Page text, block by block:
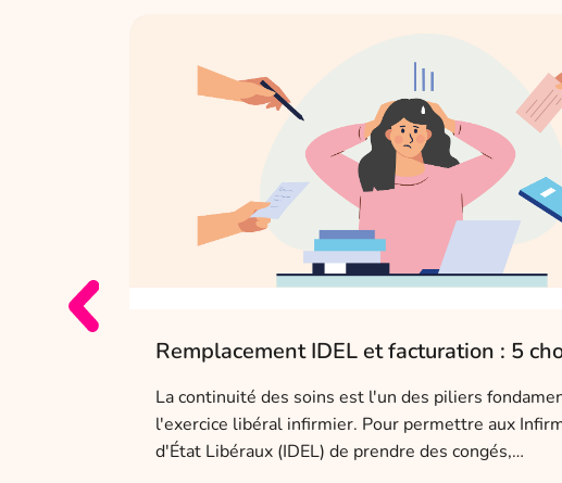
Remplacement IDEL et facturation : 5
La continuité des soins est l'un des piliers
l'exercice libéral infirmier. Pour permettre aux
d'État Libéraux (IDEL) de prendre des congés,…